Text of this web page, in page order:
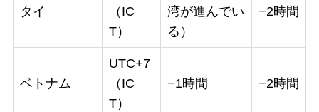
タイ
（IC
T）
湾が進んでい
る）
−2時間
ベトナム
UTC+7
（IC
T）
−1時間 −2時間